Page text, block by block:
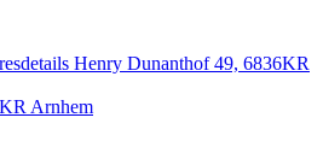
Henry Dunanthof 49, 6836KR
Arnhem